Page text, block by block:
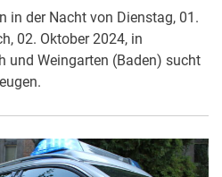
in der Nacht von Dienstag, 01.
02. Oktober 2024, in
und Weingarten (Baden) sucht